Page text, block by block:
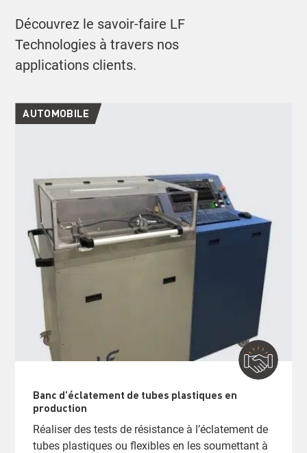
Découvrez le savoir-faire LF
Technologies à travers nos
applications clients.
AUTOMOBILE
Banc d’éclatement de tubes plastiques en
production
Réaliser des tests de résistance à l’éclatement de
tubes plastiques ou flexibles en les soumettant à